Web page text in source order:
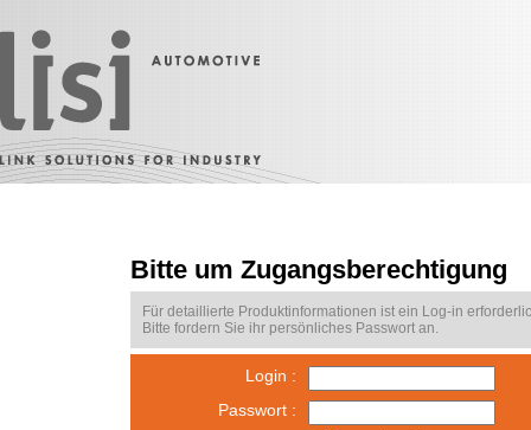
Bitte um Zugangsberechtigung
Für detaillierte Produktinformationen ist ein Log-in
Bitte fordern Sie ihr persönliches Passwort an.
Login :
Passwort :